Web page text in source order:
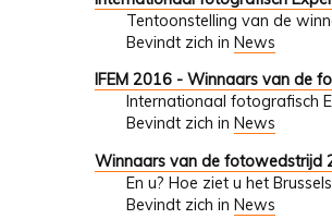
Tentoonstelling van de
Bevindt zich in News
IFEM 2016 - Winnaars van de
Internationaal fotografisch
Bevindt zich in News
Winnaars van de fotowedstrijd
En u? Hoe ziet u het
Bevindt zich in News